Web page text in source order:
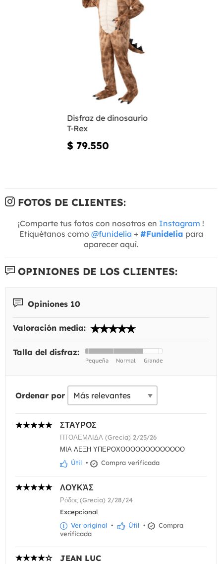
Disfraz de dinosaurio
T-Rex
$ 79.550
FOTOS DE CLIENTES:
¡Comparte tus fotos con nosotros en Instagram !
Etiquétanos como @funidelia + #Funidelia para
aparecer aquí.
OPINIONES DE LOS CLIENTES:
Opiniones 10
Valoración media:
Talla del disfraz:
Ordenar por
ΣΤΑΥΡΟΣ
ΠΤΟΛΕΜΑΙΔΑ (Grecia) 2/25/26
ΜΙΑ ΛΕΞΗ ΥΠΕΡΟΧΟΟΟΟΟΟΟΟΟΟΟΟΟ
Útil • Compra verificada
ΛΟΥΚΆΣ
Ρόδος (Grecia) 2/28/24
Excepcional
Ver original • Útil •
Compra
verificada
JEAN LUC